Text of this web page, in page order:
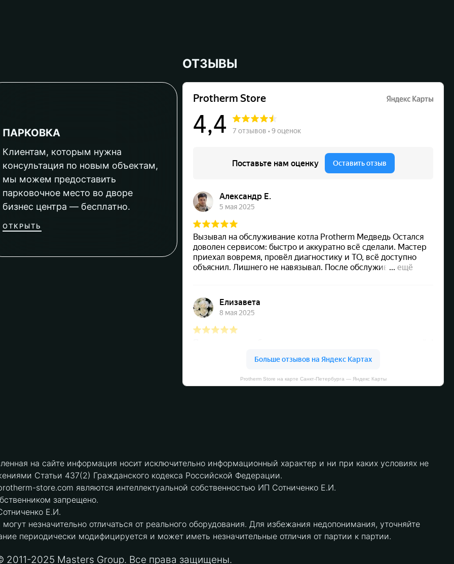
ПАРКОВКА
Клиентам, которым нужна
консультация по новым объектам,
мы можем предоставить
парковочное место во дворе
бизнес центра — бесплатно.
ОТКРЫТЬ
ОТЗЫВЫ
Protherm Store на карте Санкт‑Петербурга — Яндекс Карты
на сайте информация носит исключительно информационный характер и ни при каких условиях не
Статьи 437(2) Гражданского кодекса Российской Федерации.
store.com являются интеллектуальной собственностью ИП Сотниченко Е.И.
запрещено.
Е.И.
незначительно отличаться от реального оборудования. Для избежания недопонимания, уточняйте
периодически модифицируется и может иметь незначительные отличия от партии к партии.
2011-2025 Masters Group. Все права защищены.